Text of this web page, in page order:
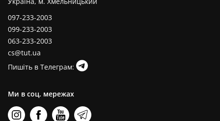
097-233-2003
099-233-2003
063-233-2003
cs@tut.ua
Пишіть в Телеграм:
Ми в соц. мережах